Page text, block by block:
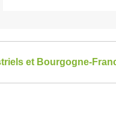
et Bourgogne-